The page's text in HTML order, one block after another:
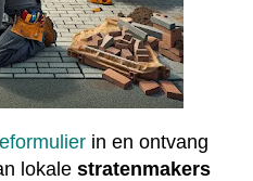
in en ontvang
lokale stratenmakers